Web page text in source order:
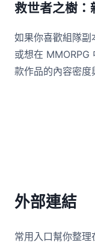
救世者之樹：
如果你喜歡組隊副
或想在 MMORPG
款作品的內容密度
外部連結
常用入口幫你整